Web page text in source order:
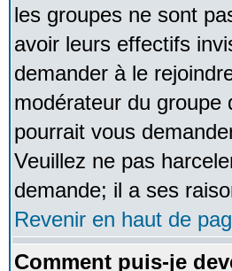
les groupes ne sont
avoir leurs effectifs
demander à le
modérateur du groupe
pourrait vous
Veuillez ne pas
demande; il a ses
Revenir en haut de
Comment puis-je